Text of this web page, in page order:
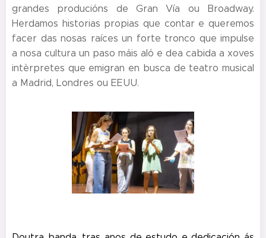
grandes producións de Gran Vía ou Broadway.
Herdamos historias propias que contar e queremos
facer das nosas raíces un forte tronco que impulse
a nosa cultura un paso máis aló e dea cabida a xoves
intèrpretes que emigran en busca de teatro musical
a Madrid, Londres ou EEUU.